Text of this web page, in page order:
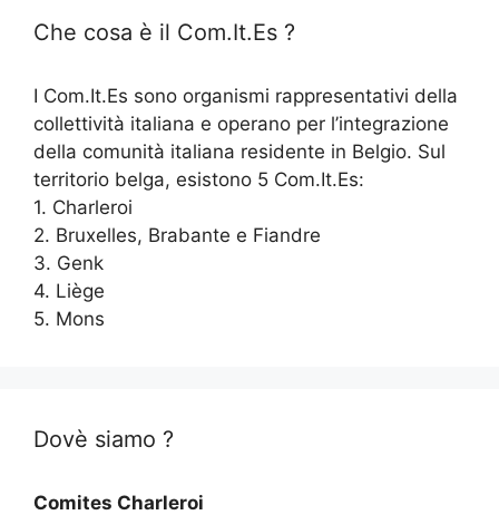
Che cosa è il Com.It.Es ?
I Com.It.Es sono organismi rappresentativi della
collettività italiana e operano per l’integrazione
della comunità italiana residente in Belgio. Sul
territorio belga, esistono 5 Com.It.Es:
1. Charleroi
2. Bruxelles, Brabante e Fiandre
3. Genk
4. Liège
5. Mons
Dovè siamo ?
Comites Charleroi